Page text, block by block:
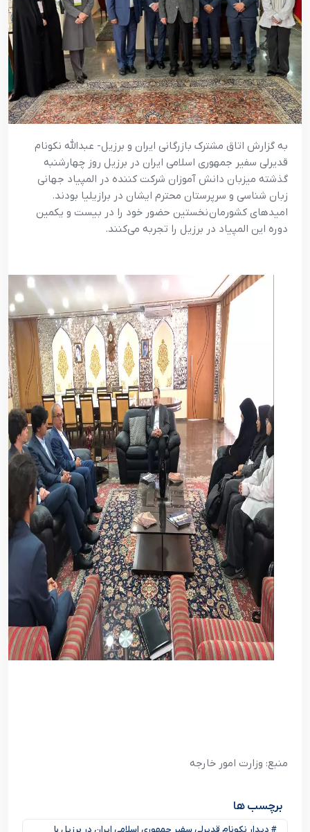
به گزارش اتاق مشترک بازرگانی ایران و برزیل- عبدالله نکونام
قدیرلی سفیر جمهوری اسلامی ایران در برزیل روز چهارشنبه
گذشته میزبان دانش آموزان شرکت کننده در المپیاد جهانی
زبان شناسی و سرپرستان محترم ایشان در برازیلیا بودند.
امیدهای کشورمان نخستین حضور خود را در بیست و یکمین
دوره این المپیاد در برزیل را تجربه می‌کنند.
منبع: وزارت امور خارجه
برچسب ها